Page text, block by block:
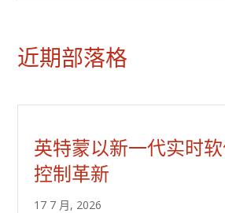
近期部落格
英特蒙以新一代实时
控制革新
17 7 月, 2026